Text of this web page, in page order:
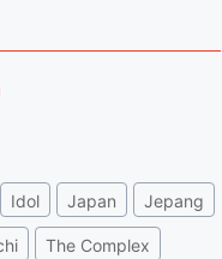
Idol Japan Jepang
The Complex